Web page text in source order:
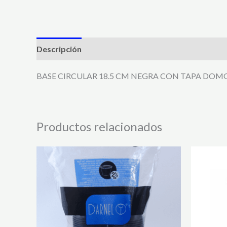
Descripción
BASE CIRCULAR 18.5 CM NEGRA CON TAPA
Productos relacionados